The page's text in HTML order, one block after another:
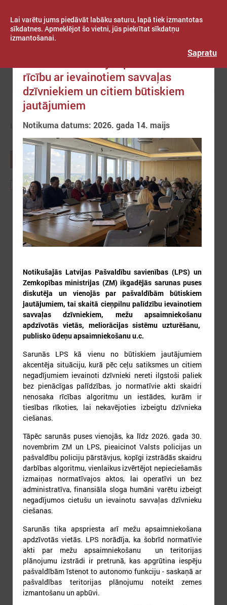
Lai varētu jums piedāvāt labāku saturu, lapā tiek izmantotas
sīkdatnes. Apmeklējot šo vietni, jūs piekrītat sīkdatņu
izmantošanai.
Sapratu
Izvēlne
ZIŅAS NOTIKUMU KALENDĀRS
AUGUSTS 2026
Lps
notikumi
Partneru organizāciju
notikumi
Starptautiskie
notikumi
1 2
3 4 5 6 7 8 9
10 11 12 13 14 15 16
17 18 19 20 21 22 23
24 25 26 27 28 29 30
rīcību ar ievainotiem savvaļas
dzīvniekiem un citiem būtiskiem
jautājumiem
Notikuma datums: 2026. gada 14. maijs
Notikušajās Latvijas Pašvaldību savienības (LPS) un
Zemkopības ministrijas (ZM) ikgadējās sarunas puses
diskutēja un vienojās par pašvaldībām būtiskiem
jautājumiem, tai skaitā cieņpilnu palīdzību ievainotiem
savvaļas dzīvniekiem, mežu apsaimniekošanu
apdzīvotās vietās, meliorācijas sistēmu uzturēšanu,
publisko ūdeņu apsaimniekošanu u.c.
Sarunās LPS kā vienu no būtiskiem jautājumiem
akcentēja situāciju, kurā pēc ceļu satiksmes un citiem
negadījumiem ievainoti dzīvnieki nereti ilgstoši paliek
bez pienācīgas palīdzības, jo normatīvie akti skaidri
nenosaka rīcības algoritmu un iestādes, kurām ir
tiesības rīkoties, lai nekavējoties izbeigtu dzīvnieka
ciešanas.
Tāpēc sarunās puses vienojās, ka līdz 2026. gada 30.
novembrim ZM un LPS, pieaicinot Valsts policijas un
pašvaldību policiju pārstāvjus, kopīgi izstrādās skaidru
darbības algoritmu, vienlaikus izvērtējot nepieciešamās
izmaiņas normatīvajos aktos, lai operatīvi un bez
administratīva, finansiāla sloga humāni varētu izbeigt
negadījumos cietušu un ievainotu savvaļas dzīvnieku
ciešanas.
Sarunās tika apspriesta arī mežu apsaimniekošana
apdzīvotās vietās. LPS norādīja, ka šobrīd normatīvie
akti par mežu apsaimniekošanu un teritorijas
plānojumu izstrādi ir pretrunā, kas apgrūtina iespēju
pašvaldībām īstenot to autonomo funkciju - saskaņā ar
pašvaldības teritorijas plānojumu noteikt zemes
izmantošanu un apbūvi.